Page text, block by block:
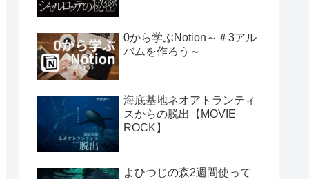
0から学ぶNotion～＃3アル
バムを作ろう～
海底基地ネオアトランティ
スからの脱出【MOVIE
ROCK】
よひつじの森2週間使って